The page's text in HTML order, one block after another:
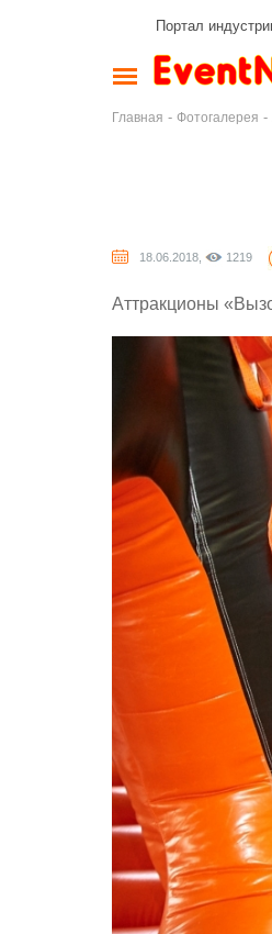
Портал
Главная - Фотогалерея -
18.06.2018, 1219
Аттракционы